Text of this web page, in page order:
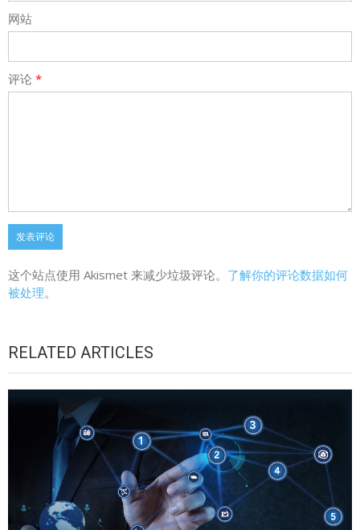
网站
评论 *
这个站点使用 Akismet 来减少垃圾评论。 了解你的评论数据如何
被处理。
RELATED ARTICLES